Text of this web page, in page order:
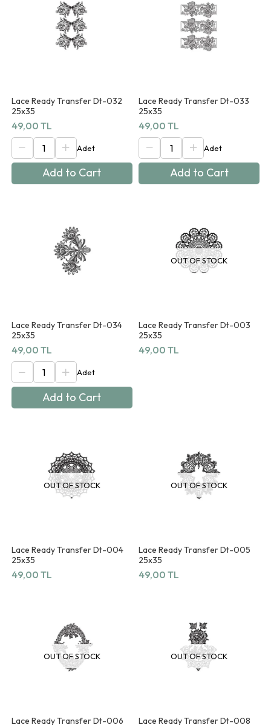
Lace Ready Transfer Dt-032
25x35
49,00 TL
Add to Cart
Lace Ready Transfer Dt-033
25x35
49,00 TL
Add to Cart
Lace Ready Transfer Dt-034
25x35
49,00 TL
Add to Cart
OUT OF STOCK
Lace Ready Transfer Dt-003
25x35
49,00 TL
OUT OF STOCK
Lace Ready Transfer Dt-004
25x35
49,00 TL
OUT OF STOCK
Lace Ready Transfer Dt-005
25x35
49,00 TL
OUT OF STOCK
Lace Ready Transfer Dt-006
OUT OF STOCK
Lace Ready Transfer Dt-008